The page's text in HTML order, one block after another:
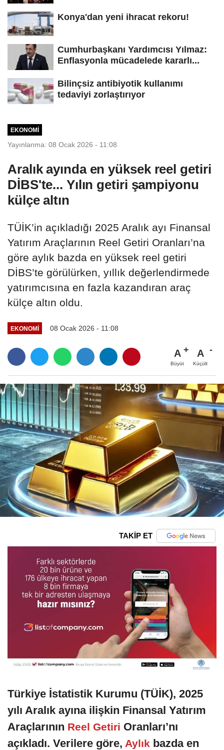
Konya'dan yeni ihracat rekoru!
Cumhurbaşkanı Yardımcısı Yılmaz:
Enflasyonla mücadelede kararlı...
Bilinçsiz antibiyotik kullanımı
tedaviyi zorlaştırıyor
EKONOMI
Yayınlanma: 08 Ocak 2026 - 11:08
Aralık ayında en yüksek reel getiri
DİBS'te... Yılın getiri şampiyonu
külçe altın
TÜİK’in açıkladığı 2025 Aralık ayı Finansal
Yatırım Araçlarının Reel Getiri Oranları’na
göre aylık bazda en yüksek reel getiri
DİBS’te görülürken, yıllık değerlendirmede
yatırımcısına en fazla kazandıran araç
külçe altın oldu.
EKONOMI 08 Ocak 2026 - 11:08
A
Büyüt
A
Küçült
TAKİP ET
Türkiye İstatistik Kurumu (TÜİK), 2025
yılı Aralık ayına ilişkin Finansal Yatırım
Araçlarının Reel Getiri Oranları’nı
açıkladı. Verilere göre, Aylık bazda en